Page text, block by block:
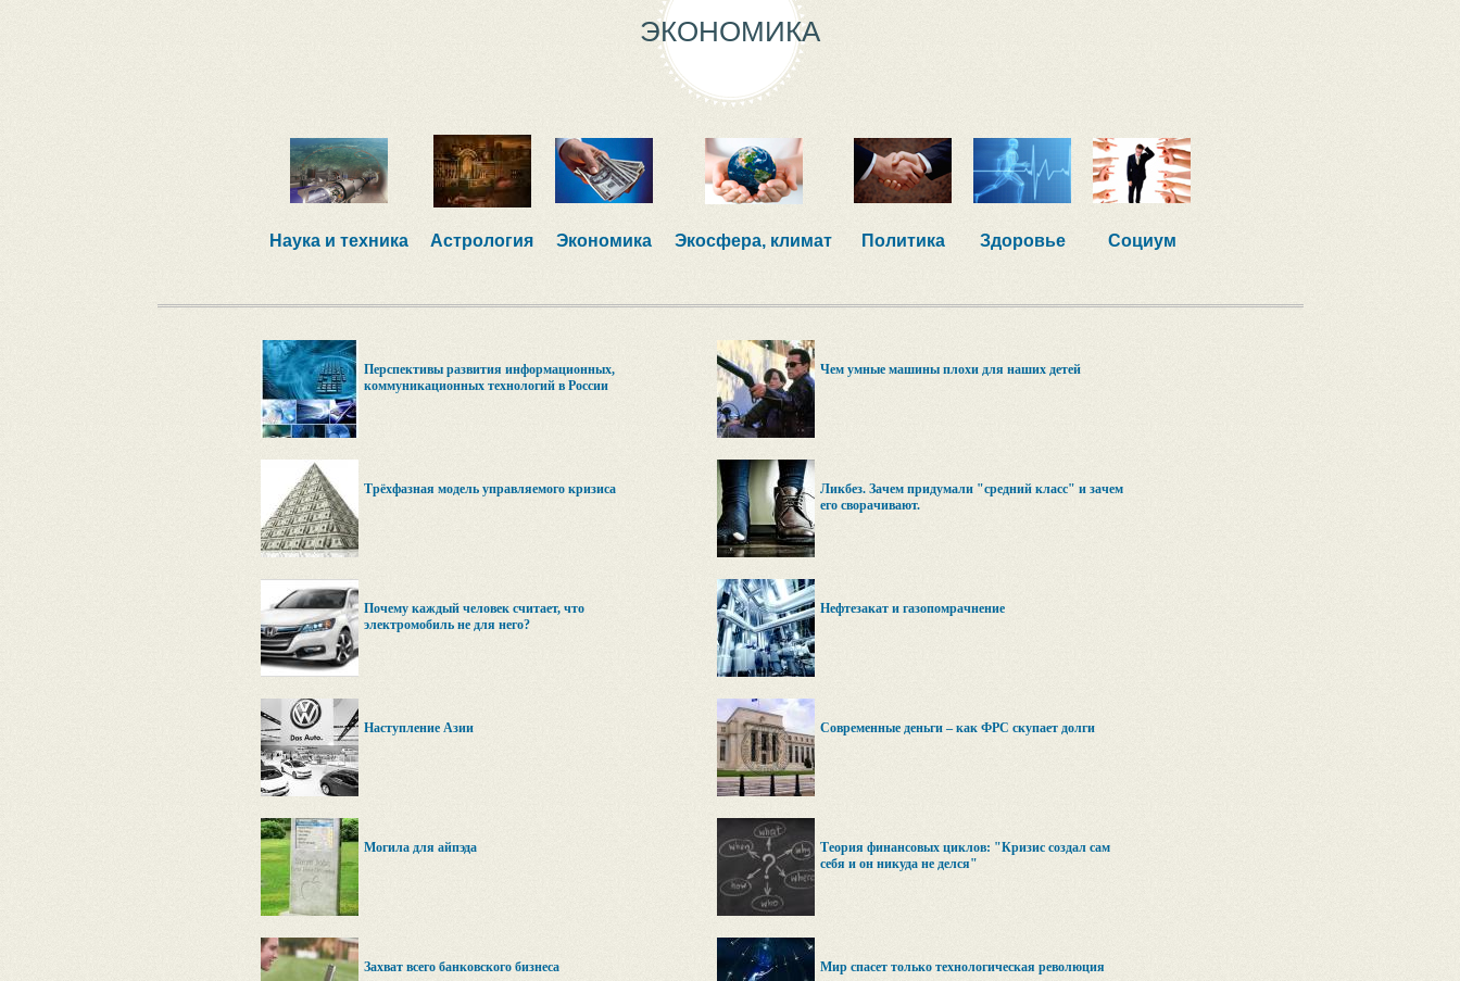
ЭКОНОМИКА
Наука и техника Астрология Экономика Экосфера, климат Политика Здоровье Социум
Перспективы развития информационных,
коммуникационных технологий в России
Чем умные машины плохи для наших детей
Трёхфазная модель управляемого кризиса
Ликбез. Зачем придумали "средний класс" и зачем
его сворачивают.
Почему каждый человек считает, что
электромобиль не для него?
Нефтезакат и газопомрачнение
Наступление Азии Современные деньги – как ФРС скупает долги
Могила для айпэда
Теория финансовых циклов: "Кризис создал сам
себя и он никуда не делся"
Захват всего банковского бизнеса Мир спасет только технологическая революция